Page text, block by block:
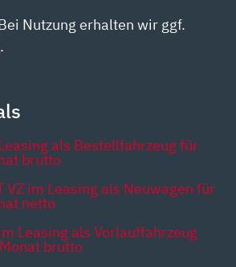
Nutzung erhalten wir ggf.
als Bestellfahrzeug für
brutto
VZ im Leasing als Neuwagen für
netto
Leasing als Vorlauffahrzeug
brutto